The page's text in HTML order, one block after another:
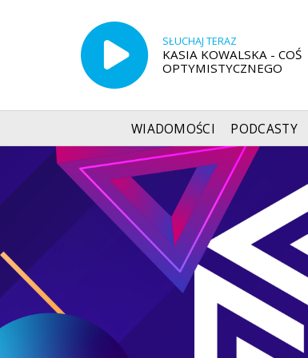
SŁUCHAJ TERAZ
KASIA KOWALSKA - COŚ
OPTYMISTYCZNEGO
WIADOMOŚCI PODCASTY